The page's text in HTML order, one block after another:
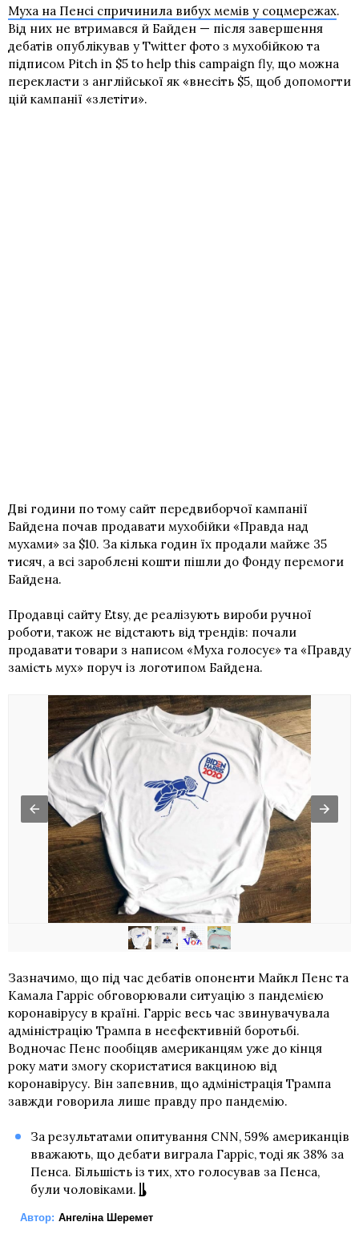
Муха на Пенсі спричинила вибух мемів у соцмережах.
Від них не втримався й Байден — після завершення
дебатів опублікував у Twitter фото з мухобійкою та
підписом Pitch in $5 to help this campaign fly, що можна
перекласти з англійської як «внесіть $5, щоб допомогти
цій кампанії «злетіти».
Дві години по тому сайт передвиборчої кампанії
Байдена почав продавати мухобійки «Правда над
мухами» за $10. За кілька годин їх продали майже 35
тисяч, а всі зароблені кошти пішли до Фонду перемоги
Байдена.
Продавці сайту Etsy, де реалізують вироби ручної
роботи, також не відстають від трендів: почали
продавати товари з написом «Муха голосує» та «Правду
замість мух» поруч із логотипом Байдена.
Зазначимо, що під час дебатів опоненти Майкл Пенс та
Камала Гарріс обговорювали ситуацію з пандемією
коронавірусу в країні. Гарріс весь час звинувачувала
адміністрацію Трампа в неефективній боротьбі.
Водночас Пенс пообіцяв американцям уже до кінця
року мати змогу скористатися вакциною від
коронавірусу. Він запевнив, що адміністрація Трампа
завжди говорила лише правду про пандемію.
За результатами опитування CNN, 59% американців
вважають, що дебати виграла Гарріс, тоді як 38% за
Пенса. Більшість із тих, хто голосував за Пенса,
були чоловіками.
Автор: Ангеліна Шеремет